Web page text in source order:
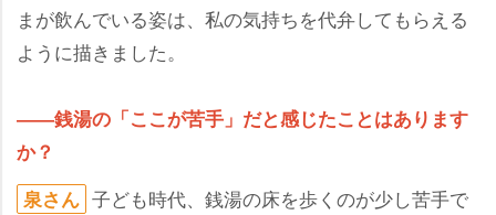
まが飲んでいる姿は、私の気持ちを代弁してもらえる
ように描きました。
――銭湯の「ここが苦手」だと感じたことはあります
か？
泉さん 子ども時代、銭湯の床を歩くのが少し苦手で